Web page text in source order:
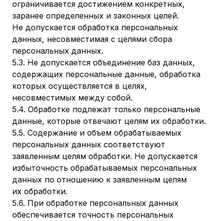
ограничивается достижением конкретных,
заранее определенных и законных целей.
Не допускается обработка персональных
данных, несовместимая с целями сбора
персональных данных.
5.3. Не допускается объединение баз данных,
содержащих персональные данные, обработка
которых осуществляется в целях,
несовместимых между собой.
5.4. Обработке подлежат только персональные
данные, которые отвечают целям их обработки.
5.5. Содержание и объем обрабатываемых
персональных данных соответствуют
заявленным целям обработки. Не допускается
избыточность обрабатываемых персональных
данных по отношению к заявленным целям
их обработки.
5.6. При обработке персональных данных
обеспечивается точность персональных